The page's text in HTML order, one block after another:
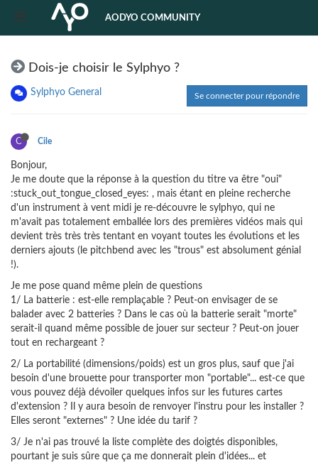
AODYO COMMUNITY
Dois-je choisir le Sylphyo ?
Sylphyo General Se connecter pour répondre
C Cile
Bonjour,
Je me doute que la réponse à la question du titre va être "oui"
:stuck_out_tongue_closed_eyes: , mais étant en pleine recherche
d'un instrument à vent midi je re-découvre le sylphyo, qui ne
m'avait pas totalement emballée lors des premières vidéos mais qui
devient très très très tentant en voyant toutes les évolutions et les
derniers ajouts (le pitchbend avec les "trous" est absolument génial
!).
Je me pose quand même plein de questions
1/ La batterie : est-elle remplaçable ? Peut-on envisager de se
balader avec 2 batteries ? Dans le cas où la batterie serait "morte"
serait-il quand même possible de jouer sur secteur ? Peut-on jouer
tout en rechargeant ?
2/ La portabilité (dimensions/poids) est un gros plus, sauf que j'ai
besoin d'une brouette pour transporter mon "portable"... est-ce que
vous pouvez déjà dévoiler quelques infos sur les futures cartes
d'extension ? Il y aura besoin de renvoyer l'instru pour les installer ?
Elles seront "externes" ? Une idée du tarif ?
3/ Je n'ai pas trouvé la liste complète des doigtés disponibles,
pourtant je suis sûre que ça me donnerait plein d'idées... et